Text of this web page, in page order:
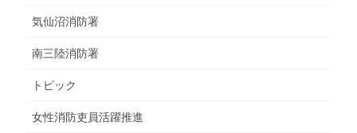
気仙沼消防署
南三陸消防署
トピック
女性消防吏員活躍推進